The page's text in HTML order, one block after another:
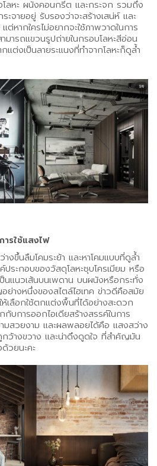
ลหะ ผนังคอนกรีต และกระจก รวมถึง
ะจายอยู่ รับรองว่าจะสร้างเสน่ห์ และ
ต่หากใครไม่อยากจะใช้ภาพวาดในการ
ารถแขวนรูปถ่ายในกรอบโลหะสีอ่อน
แต่งเป็นลายระแนงที่ทำจากโลหะก็ดูล้ำ
การใช้แสงไฟ
างขึ้นลืมโคมระย้า และหาโคมแบบที่ดูล้ำ
ระกอบของวัสดุโลหะชุบโครเมียม หรือ
แนวเส้นบนเพดาน บนผนังหรือกระทั่ง
างหนึ่งของสไตล์ไฮเทค ข่าวดีคือสมัย
ห้เลือกใช้ตกแต่งพื้นที่ได้อย่างสะดวก
บการออกไอเดียสร้างสรรค์ในการ
มสวยงาม และผลพลอยได้คือ แสงสว่าง
ว้างขวาง และน่าดึงดูดใจ ที่สำคัญมัน
วยนะคะ